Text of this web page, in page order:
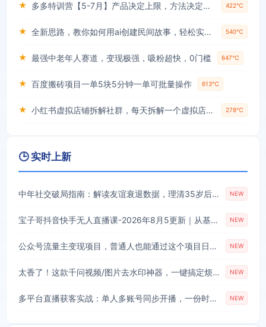
★ 多多特训营【5-7月】产品决定上限，方法决定下限，各种玩法技巧落地实操 422℃
★ 全新思路，教你如何用ai创建民间故事，轻松实现月入过万【揭秘】 540℃
★ 最强中老年人赛道，变现极强，吸粉超快，0门槛 647℃
★ 百度搬砖项目一单5块5分钟一单可批量操作 613℃
★ 小红书虚拟店铺拆解社群，每天拆解一个虚拟店，简单实用(赠送小红书虚拟教程) 278℃
🕒 实时上新
中年社交破局指南：解读友谊衰退数据，理清35岁后难交真心朋友的根源 NEW
宝子哥抖音快手无人直播课-2026年8月5更新｜从基础搭建到高阶起号，稳号防封技术，搭建自动化直播变现体系 NEW
公众号流量主变现项目，普通人也能通过这个项目日入四位数(更新26年8月) NEW
太香了！这款千问视频/图片去水印神器，一键搞定烦人水印，本地完全免费，浏览器拓展插件 NEW
多平台直播获客实战：单人多账号同步开播，一份时间撬动多渠道精准流量 NEW